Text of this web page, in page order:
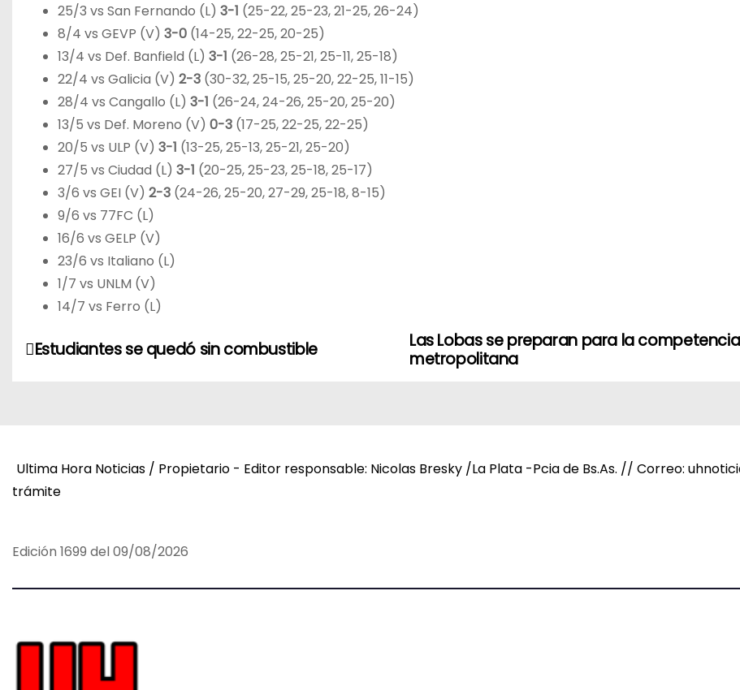
25/3 vs San Fernando (L) 3-1 (25-22, 25-23, 21-25, 26-24)
8/4 vs GEVP (V) 3-0 (14-25, 22-25, 20-25)
13/4 vs Def. Banfield (L) 3-1 (26-28, 25-21, 25-11, 25-18)
22/4 vs Galicia (V) 2-3 (30-32, 25-15, 25-20, 22-25, 11-15)
28/4 vs Cangallo (L) 3-1 (26-24, 24-26, 25-20, 25-20)
13/5 vs Def. Moreno (V) 0-3 (17-25, 22-25, 22-25)
20/5 vs ULP (V) 3-1 (13-25, 25-13, 25-21, 25-20)
27/5 vs Ciudad (L) 3-1 (20-25, 25-23, 25-18, 25-17)
3/6 vs GEI (V) 2-3 (24-26, 25-20, 27-29, 25-18, 8-15)
9/6 vs 77FC (L)
16/6 vs GELP (V)
23/6 vs Italiano (L)
1/7 vs UNLM (V)
14/7 vs Ferro (L)
N
g
c
i
n
Las Lobas se preparan para la competencia
metropolitana
Estudiantes se quedó sin combustible
Ultima Hora Noticias / Propietario - Editor responsable: Nicolas Bresky /La Plata -Pcia de Bs.As. // Correo:
trámite
Edición 1699 del 09/08/2026